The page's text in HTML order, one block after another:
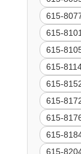
615-
615-
615-
615-
615-
615-
615-
615-
615-